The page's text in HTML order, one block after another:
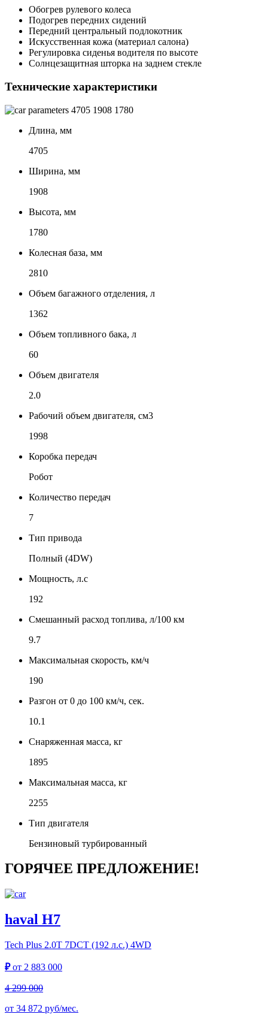
Обогрев рулевого колеса
Подогрев передних сидений
Передний центральный подлокотник
Искусственная кожа (материал салона)
Регулировка сиденья водителя по высоте
Солнцезащитная шторка на заднем стекле
Технические характеристики
4705 1908 1780
Длина, мм
4705
Ширина, мм
1908
Высота, мм
1780
Колесная база, мм
2810
Объем багажного отделения, л
1362
Объем топливного бака, л
60
Объем двигателя
2.0
Рабочий объем двигателя, см3
1998
Коробка передач
Робот
Количество передач
7
Тип привода
Полный (4DW)
Мощность, л.с
192
Смешанный расход топлива, л/100 км
9.7
Максимальная скорость, км/ч
190
Разгон от 0 до 100 км/ч, сек.
10.1
Снаряженная масса, кг
1895
Максимальная масса, кг
2255
Тип двигателя
Бензиновый турбированный
ГОРЯЧЕЕ ПРЕДЛОЖЕНИЕ!
haval H7
Tech Plus 2.0T 7DCT (192 л.с.) 4WD
₽от 2 883 000
4 299 000
от 34 872 руб/мес.